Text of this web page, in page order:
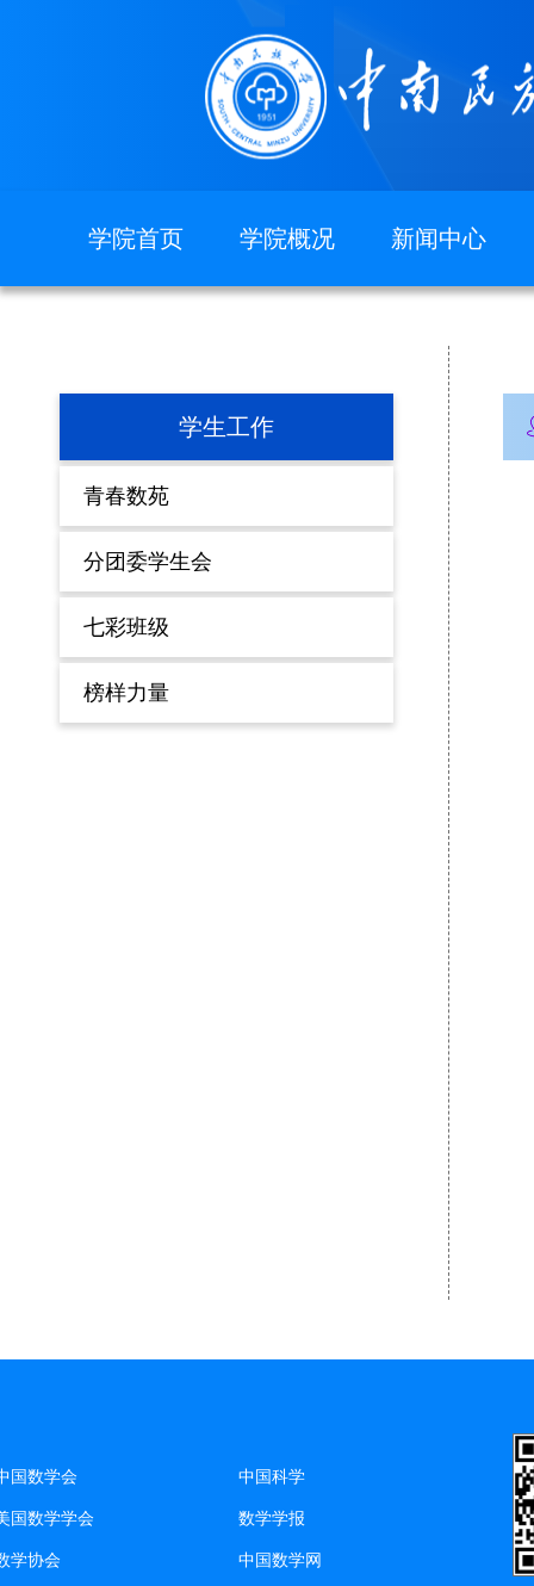
学院首页
图片新闻
学院概况
学院简介
院徽院训
新闻中心
学生工作
青春数苑
分团委学生会
七彩班级
榜样力量
国数学会 中国科学
国数学学会 数学学报
学协会 中国数学网